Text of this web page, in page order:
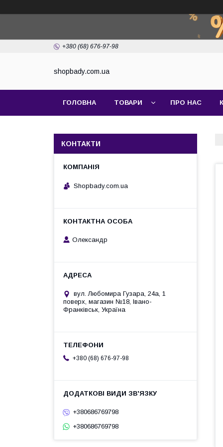
+380 (68) 676-97-98
shopbady.com.ua
ГОЛОВНА ТОВАРИ ПРО НАС
КОНТАКТИ
Shopbady.com.ua
Олександр
вул. Любомира Гузара, 24а, 1
поверх, магазин №18, Івано-
Франківськ, Україна
+380 (68) 676-97-98
+380686769798
+380686769798